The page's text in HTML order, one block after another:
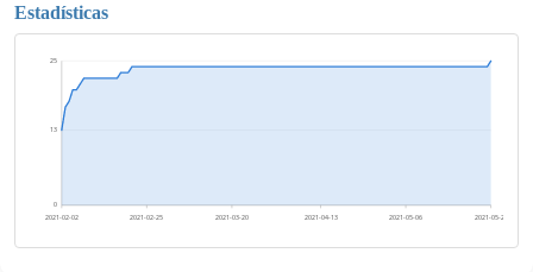
Estadísticas
0
13
25
2021-02-02 2021-02-25 2021-03-20 2021-04-13 2021-05-06 2021-05-29